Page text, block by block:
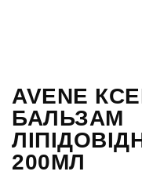
AVENE
БАЛЬЗАМ
200МЛ